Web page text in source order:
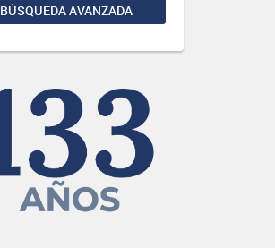
BÚSQUEDA AVANZADA